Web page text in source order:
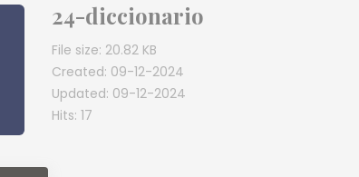
24-diccionario
File size: 20.82 KB
Created: 09-12-2024
Updated: 09-12-2024
Hits: 17